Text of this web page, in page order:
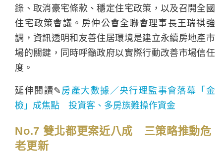
錄、取消豪宅條款、穩定住宅政策，以及召開全國
住宅政策會議。房仲公會全聯會理事長王瑞祺強
調，資訊透明和友善住居環境是建立永續房地產市
場的關鍵，同時呼籲政府以實際行動改善市場信任
度。
延伸閱讀✎ 房產大數據／央行理監事會落幕「金
檢」成焦點 投資客、多房族難操作資金
No.7 雙北都更案近八成 三策略推動危
老更新